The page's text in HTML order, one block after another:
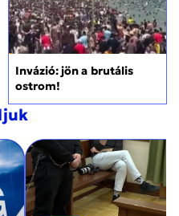
Invázió: jön a brutális
ostrom!